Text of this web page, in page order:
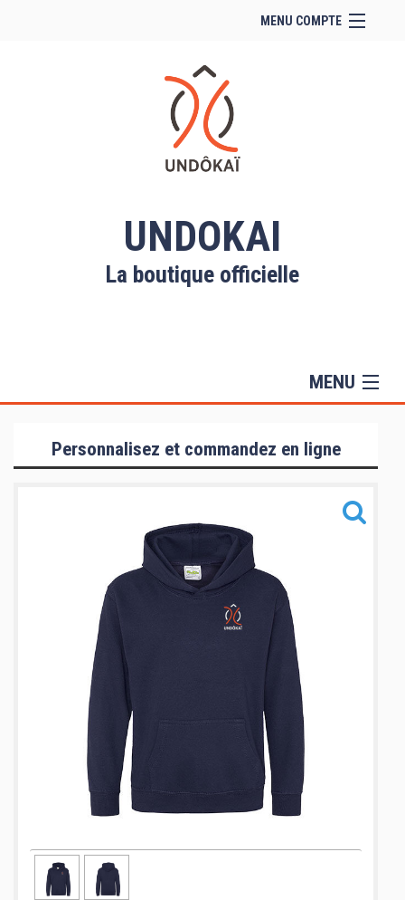
MENU COMPTE
Site Web du club
Facebook
Se connecter
Panier (vide)
UNDOKAI
La boutique officielle
MENU
Collection Femmes
Accessoires
Informations
Personnalisez et commandez en ligne